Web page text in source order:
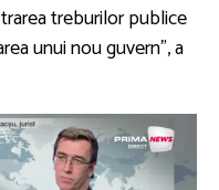
treburilor publice
unui nou guvern”, a